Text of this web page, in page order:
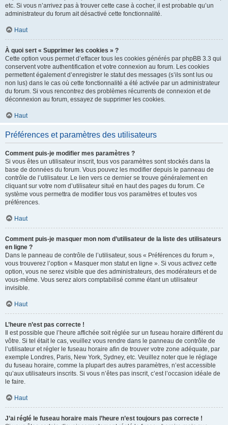
etc. Si vous n’arrivez pas à trouver cette case à cocher, il est probable qu’un
administrateur du forum ait désactivé cette fonctionnalité.
Haut
À quoi sert « Supprimer les cookies » ?
Cette option vous permet d’effacer tous les cookies générés par phpBB 3.3 qui
conservent votre authentification et votre connexion au forum. Les cookies
permettent également d’enregistrer le statut des messages (s’ils sont lus ou
non lus) dans le cas où cette fonctionnalité a été activée par un administrateur
du forum. Si vous rencontrez des problèmes récurrents de connexion et de
déconnexion au forum, essayez de supprimer les cookies.
Haut
Préférences et paramètres des utilisateurs
Comment puis-je modifier mes paramètres ?
Si vous êtes un utilisateur inscrit, tous vos paramètres sont stockés dans la
base de données du forum. Vous pouvez les modifier depuis le panneau de
contrôle de l’utilisateur. Le lien vers ce dernier se trouve généralement en
cliquant sur votre nom d’utilisateur situé en haut des pages du forum. Ce
système vous permettra de modifier tous vos paramètres et toutes vos
préférences.
Haut
Comment puis-je masquer mon nom d’utilisateur de la liste des utilisateurs
en ligne ?
Dans le panneau de contrôle de l’utilisateur, sous « Préférences du forum »,
vous trouverez l’option « Masquer mon statut en ligne ». Si vous activez cette
option, vous ne serez visible que des administrateurs, des modérateurs et de
vous-même. Vous serez alors comptabilisé comme étant un utilisateur
invisible.
Haut
L’heure n’est pas correcte !
Il est possible que l’heure affichée soit réglée sur un fuseau horaire différent du
vôtre. Si tel était le cas, veuillez vous rendre dans le panneau de contrôle de
l’utilisateur et régler le fuseau horaire afin de trouver votre zone adéquate, par
exemple Londres, Paris, New York, Sydney, etc. Veuillez noter que le réglage
du fuseau horaire, comme la plupart des autres paramètres, n’est accessible
qu’aux utilisateurs inscrits. Si vous n’êtes pas inscrit, c’est l’occasion idéale de
le faire.
Haut
J’ai réglé le fuseau horaire mais l’heure n’est toujours pas correcte !